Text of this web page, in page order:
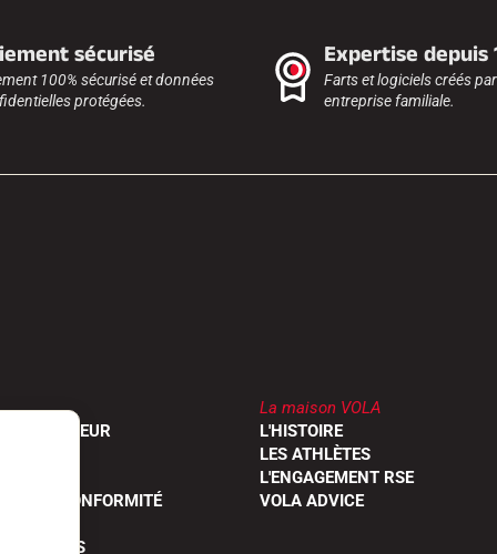
sécurisé
100% sécurisé et données
protégées.
Expertise depuis
Farts et logiciels créés
entreprise familiale.
REVENDEUR
DE CONFORMITÉ
La maison VOLA
L'HISTOIRE
LES ATHLÈTES
L'ENGAGEMENT RSE
VOLA ADVICE